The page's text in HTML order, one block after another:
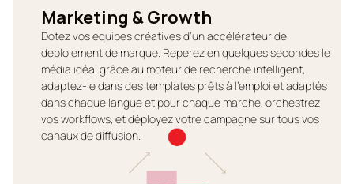
Marketing & Growth
Dotez vos équipes créatives d’un accélérateur de
déploiement de marque. Repérez en quelques secondes le
média idéal grâce au moteur de recherche intelligent,
adaptez-le dans des templates prêts à l’emploi et adaptés
dans chaque langue et pour chaque marché, orchestrez
vos workflows, et déployez votre campagne sur tous vos
canaux de diffusion.